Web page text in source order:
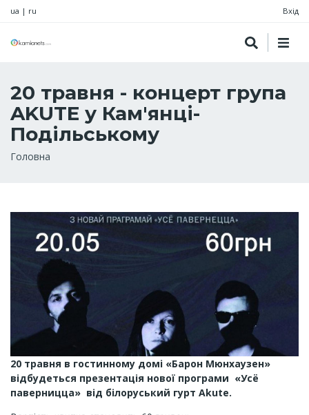
ua | ru Вхід
20 травня - концерт група
AKUTE у Кам'янці-
Подільському
Рядок
Головна
20 травня в гостинному домі «Барон Мюнхаузен»
відбудеться презентація нової програми «Усё
паверницца» від білоруський гурт Akute.